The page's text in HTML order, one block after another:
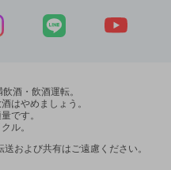
酒・飲酒運転。
はやめましょう。
です。
ル。
および共有はご遠慮ください。